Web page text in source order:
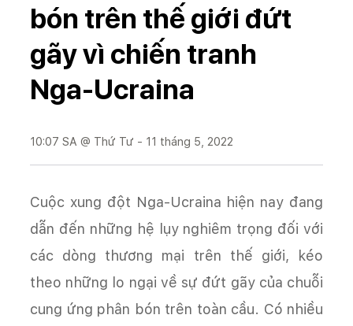
bón trên thế giới đứt
gãy vì chiến tranh
Nga-Ucraina
10:07 SA @ Thứ Tư - 11 tháng 5, 2022
Cuộc xung đột Nga-Ucraina hiện nay đang
dẫn đến những hệ lụy nghiêm trọng đối với
các dòng thương mại trên thế giới, kéo
theo những lo ngại về sự đứt gãy của chuỗi
cung ứng phân bón trên toàn cầu. Có nhiều